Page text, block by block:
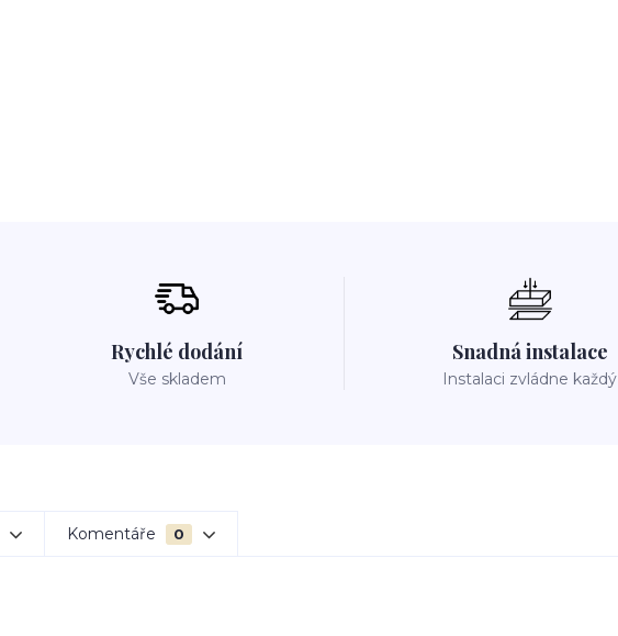
Rychlé dodání
Vše skladem
Snadná instalace
Instalaci zvládne každý
Komentáře 0